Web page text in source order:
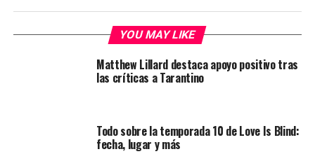
YOU MAY LIKE
Matthew Lillard destaca apoyo positivo tras
las críticas a Tarantino
Todo sobre la temporada 10 de Love Is Blind:
fecha, lugar y más